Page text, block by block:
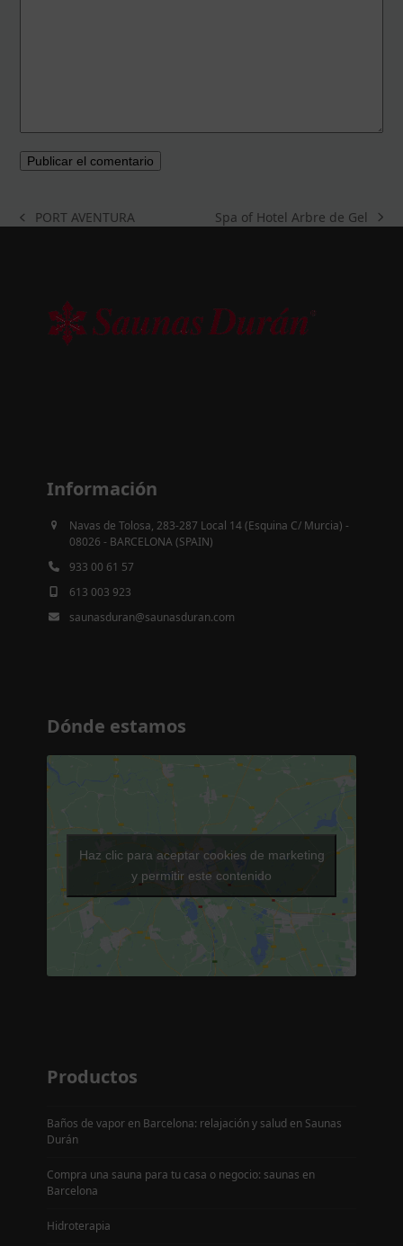
previous
PORT AVENTURA
next
Spa of Hotel Arbre de Gel
Información
Navas de Tolosa, 283-287 Local 14 (Esquina C/ Murcia) -
08026 - BARCELONA (SPAIN)
933 00 61 57
613 003 923
saunasduran@saunasduran.com
Dónde estamos
Haz clic para aceptar cookies de marketing
y permitir este contenido
Productos
Baños de vapor en Barcelona: relajación y salud en Saunas
Durán
Compra una sauna para tu casa o negocio: saunas en
Barcelona
Hidroterapia